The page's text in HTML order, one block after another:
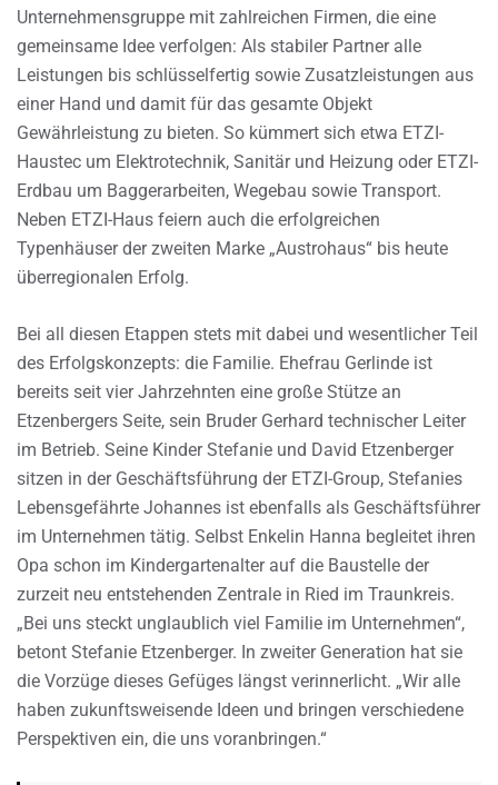
Unternehmensgruppe mit zahlreichen Firmen, die eine
gemeinsame Idee verfolgen: Als stabiler Partner alle
Leistungen bis schlüsselfertig sowie Zusatzleistungen aus
einer Hand und damit für das gesamte Objekt
Gewährleistung zu bieten. So kümmert sich etwa ETZI-
Haustec um Elektrotechnik, Sanitär und Heizung oder ETZI-
Erdbau um Baggerarbeiten, Wegebau sowie Transport.
Neben ETZI-Haus feiern auch die erfolgreichen
Typenhäuser der zweiten Marke „Austrohaus“ bis heute
überregionalen Erfolg.
Bei all diesen Etappen stets mit dabei und wesentlicher Teil
des Erfolgskonzepts: die Familie. Ehefrau Gerlinde ist
bereits seit vier Jahrzehnten eine große Stütze an
Etzenbergers Seite, sein Bruder Gerhard technischer Leiter
im Betrieb. Seine Kinder Stefanie und David Etzenberger
sitzen in der Geschäftsführung der ETZI-Group, Stefanies
Lebensgefährte Johannes ist ebenfalls als Geschäftsführer
im Unternehmen tätig. Selbst Enkelin Hanna begleitet ihren
Opa schon im Kindergartenalter auf die Baustelle der
zurzeit neu entstehenden Zentrale in Ried im Traunkreis.
„Bei uns steckt unglaublich viel Familie im Unternehmen“,
betont Stefanie Etzenberger. In zweiter Generation hat sie
die Vorzüge dieses Gefüges längst verinnerlicht. „Wir alle
haben zukunftsweisende Ideen und bringen verschiedene
Perspektiven ein, die uns voranbringen.“